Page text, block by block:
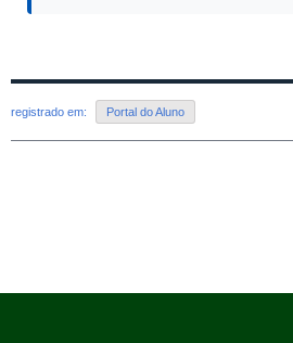
registrado em: Portal do Aluno